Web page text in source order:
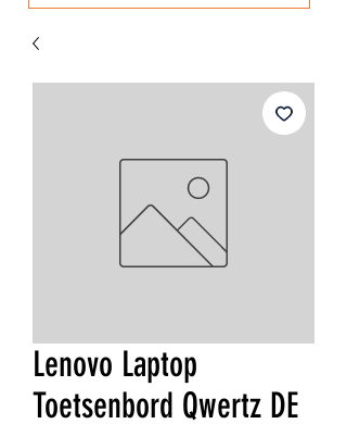
Lenovo Laptop
Toetsenbord Qwertz DE